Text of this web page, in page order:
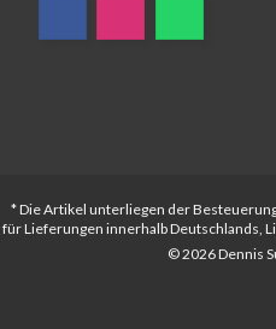
* Die Artikel unterliegen der Besteuerung
Lieferungen innerhalb Deutschlands,
© 2026 Dennis